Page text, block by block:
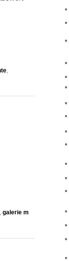
, galerie m